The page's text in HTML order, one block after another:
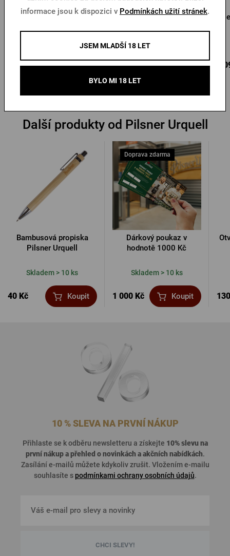
Mikina Pilsner Urquell
1 525 Kč Koupit
Mikina Pilsner Urquell
Skladem > 10 ks
1 525 Kč Koupit 1
Další produkty od Pilsner Urquell
Bambusová propiska
Pilsner Urquell
Skladem > 10 ks
40 Kč Koupit
Doprava zdarma
Dárkový poukaz v
hodnotě 1000 Kč
Skladem > 10 ks
1 000 Kč Koupit
10 % SLEVA NA PRVNÍ NÁKUP
Přihlaste se k odběru newsletteru a získejte 10% slevu na
první nákup a přehled o novinkách a akčních nabídkách.
Zasílání e-mailů můžete kdykoliv zrušit. Vložením e-mailu
souhlasíte s podmínkami ochrany osobních údajů.
CHCI SLEVY!
informace jsou k dispozici v Podmínkách užití stránek.
JSEM MLADŠÍ 18 LET
BYLO MI 18 LET